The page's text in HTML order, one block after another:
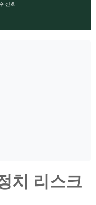
신호
치 리스크